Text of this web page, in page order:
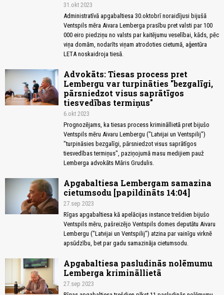
31.okt 2023
Administratīvā apgabaltiesa 30.oktobrī noraidījusi bijušā
Ventspils mēra Aivara Lemberga prasību pret valsti par 100
000 eiro piedziņu no valsts par kaitējumu veselībai, kāds, pēc
viņa domām, nodarīts viņam atrodoties cietumā, aģentūra
LETA noskaidroja tiesā.
Advokāts: Tiesas process pret
Lembergu var turpināties "bezgalīgi,
pārsniedzot visus saprātīgos
tiesvedības termiņus"
6.okt 2023
Prognozējams, ka tiesas process krimināllietā pret bijušo
Ventspils mēru Aivaru Lembergu ("Latvijai un Ventspilij")
"turpināsies bezgalīgi, pārsniedzot visus saprātīgos
tiesvedības termiņus", paziņojumā masu medijiem pauž
Lemberga advokāts Māris Grudulis.
Apgabaltiesa Lembergam samazina
cietumsodu [papildināts 14:04]
27.sep 2023
Rīgas apgabaltiesa kā apelācijas instance trešdien bijušo
Ventspils mēru, pašreizējo Ventspils domes deputātu Aivaru
Lembergu ("Latvijai un Ventspilij") atzina par vainīgu virknē
apsūdzību, bet par gadu samazināja cietumsodu.
Apgabaltiesa pasludinās nolēmumu
Lemberga krimināllietā
27.sep 2023